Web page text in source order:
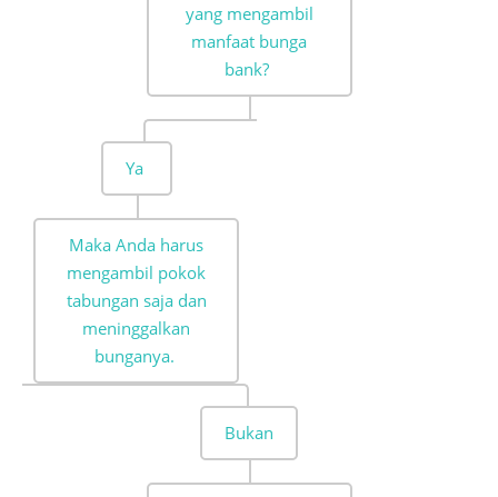
yang mengambil
manfaat bunga
bank?
Ya
Maka Anda harus
mengambil pokok
tabungan saja dan
meninggalkan
bunganya.
Bukan